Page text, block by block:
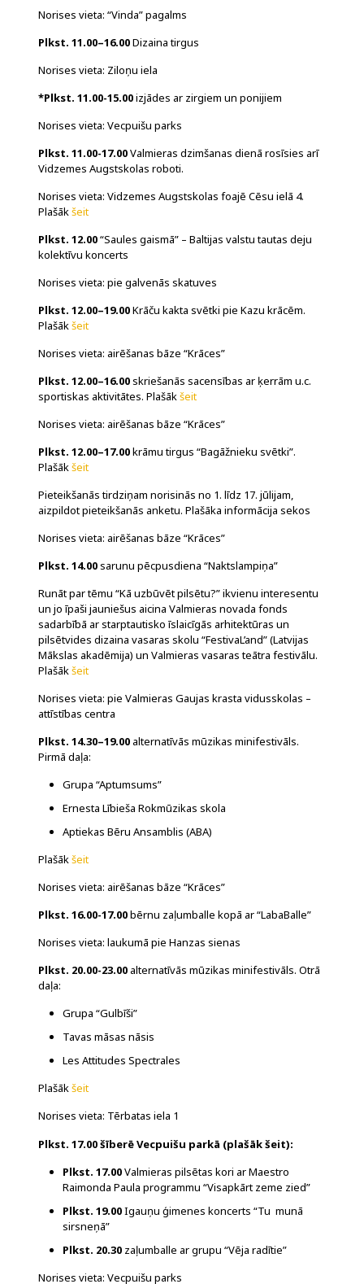
Norises vieta: “Vinda” pagalms
Plkst. 11.00–16.00Dizaina tirgus
Norises vieta: Ziloņu iela
*Plkst. 11.00-15.00izjādes ar zirgiem un ponijiem
Norises vieta: Vecpuišu parks
Plkst. 11.00-17.00Valmieras dzimšanas dienā rosīsies arī
Vidzemes Augstskolas roboti.
Norises vieta: Vidzemes Augstskolas foajē Cēsu ielā 4.
Plašākšeit
Plkst. 12.00“Saules gaismā” – Baltijas valstu tautas deju
kolektīvu koncerts
Norises vieta: pie galvenās skatuves
Plkst. 12.00–19.00Krāču kakta svētki pie Kazu krācēm.
Plašākšeit
Norises vieta: airēšanas bāze “Krāces”
Plkst. 12.00–16.00skriešanās sacensības ar ķerrām u.c.
sportiskas aktivitātes. Plašākšeit
Norises vieta: airēšanas bāze “Krāces”
Plkst. 12.00–17.00krāmu tirgus “Bagāžnieku svētki”.
Plašākšeit
Pieteikšanās tirdziņam norisinās no 1. līdz 17. jūlijam,
aizpildot pieteikšanās anketu. Plašāka informācija sekos
Norises vieta: airēšanas bāze “Krāces”
Plkst. 14.00sarunu pēcpusdiena “Naktslampiņa”
Runāt par tēmu “Kā uzbūvēt pilsētu?” ikvienu interesentu
un jo īpaši jauniešus aicina Valmieras novada fonds
sadarbībā ar starptautisko īslaicīgās arhitektūras un
pilsētvides dizaina vasaras skolu “FestivaL’and” (Latvijas
Mākslas akadēmija) un Valmieras vasaras teātra festivālu.
Plašākšeit
Norises vieta: pie Valmieras Gaujas krasta vidusskolas –
attīstības centra
Plkst. 14.30–19.00alternatīvās mūzikas minifestivāls.
Pirmā daļa:
Grupa “Aptumsums”
Ernesta Lībieša Rokmūzikas skola
Aptiekas Bēru Ansamblis (ABA)
Plašākšeit
Norises vieta: airēšanas bāze “Krāces”
Plkst. 16.00-17.00bērnu zaļumballe kopā ar “LabaBalle”
Norises vieta: laukumā pie Hanzas sienas
Plkst. 20.00-23.00alternatīvās mūzikas minifestivāls. Otrā
daļa:
Grupa “Gulbīši”
Tavas māsas nāsis
Les Attitudes Spectrales
Plašākšeit
Norises vieta: Tērbatas iela 1
Plkst. 17.00 šīberē Vecpuišu parkā (plašākšeit):
Plkst. 17.00Valmieras pilsētas kori ar Maestro
Raimonda Paula programmu “Visapkārt zeme zied”
Plkst. 19.00Igauņu ģimenes koncerts “Tu munā
sirsneņā”
Plkst. 20.30zaļumballe ar grupu “Vēja radītie”
Norises vieta: Vecpuišu parks